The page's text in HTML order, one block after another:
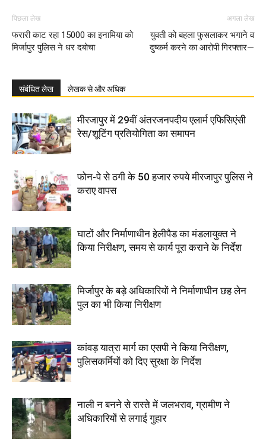
पिछला लेख
फरारी काट रहा 15000 का इनामिया को
मिर्जापुर पुलिस ने धर दबोचा
अगला लेख
युवती को बहला फुसलाकर भगाने व
दुष्कर्म करने का आरोपी गिरफ्तार—
संबंधित लेख लेखक से और अधिक
मीरजापुर में 29वीं अंतरजनपदीय एलार्म एफिसिएंसी
रेस/शूटिंग प्रतियोगिता का समापन
फोन-पे से ठगी के 50 हजार रुपये मीरजापुर पुलिस ने
कराए वापस
घाटों और निर्माणाधीन हेलीपैड का मंडलायुक्त ने
किया निरीक्षण, समय से कार्य पूरा कराने के निर्देश
मिर्जापुर के बड़े अधिकारियों ने निर्माणाधीन छह लेन
पुल का भी किया निरीक्षण
कांवड़ यात्रा मार्ग का एसपी ने किया निरीक्षण,
पुलिसकर्मियों को दिए सुरक्षा के निर्देश
नाली न बनने से रास्ते में जलभराव, ग्रामीण ने
अधिकारियों से लगाई गुहार